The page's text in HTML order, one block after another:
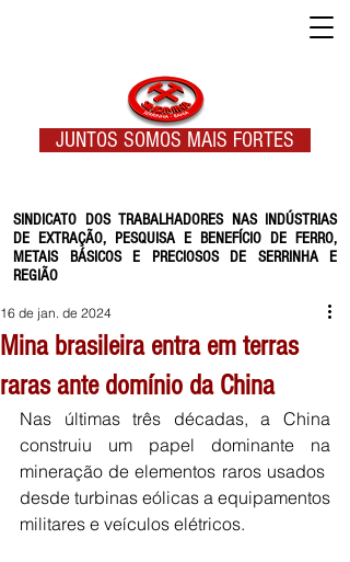
SINDICATO DOS TRABALHADORES NAS INDÚSTRIAS
DE EXTRAÇÃO, PESQUISA E BENEFÍCIO DE FERRO,
METAIS BÁSICOS E PRECIOSOS DE SERRINHA E
REGIÃO
JUNTOS SOMOS MAIS FORTES
Mina brasileira entra em terras
raras ante domínio da China
16 de jan. de 2024
Nas últimas três décadas, a China
construiu um papel dominante na
mineração de elementos raros usados ​​
desde turbinas eólicas a equipamentos
militares e veículos elétricos.